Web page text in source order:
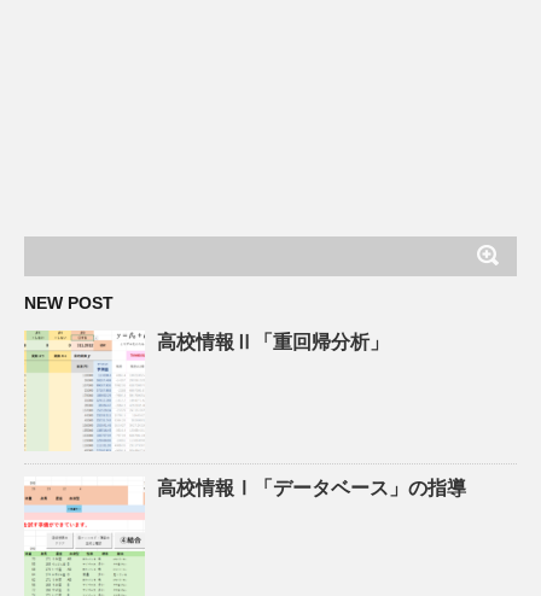
NEW POST
高校情報Ⅱ「重回帰分析」
高校情報Ⅰ「データベース」の指導